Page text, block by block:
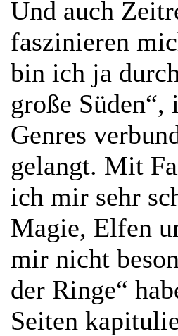
Und auch
faszinieren
bin ich ja
große Süden“,
Genres
gelangt. Mit
ich mir sehr
Magie, Elfen
mir nicht
der Ringe“
Seiten